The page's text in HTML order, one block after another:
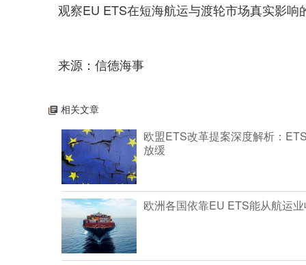
观察EU ETS在短海航运与渡轮市场真实影响
来源：信德海事
相关文章
欧盟ETS改革提案深度解析：
放缓
欧洲各国依靠EU ETS能从航运